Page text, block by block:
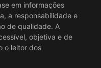
em informações
a responsabilidade e
de qualidade. A
objetiva e de
o leitor dos